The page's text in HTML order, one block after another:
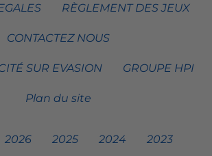
RÈGLEMENT DES JEUX
CONTACTEZ NOUS
SUR EVASION GROUPE HPI
Plan du site
2026 2025 2024 2023